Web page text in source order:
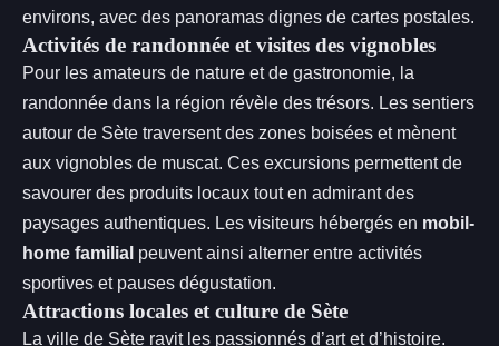
environs, avec des panoramas dignes de cartes postales.
Activités de randonnée et visites des vignobles
Pour les amateurs de nature et de gastronomie, la
randonnée dans la région révèle des trésors. Les sentiers
autour de Sète traversent des zones boisées et mènent
aux vignobles de muscat. Ces excursions permettent de
savourer des produits locaux tout en admirant des
paysages authentiques. Les visiteurs hébergés en mobil-
home familial peuvent ainsi alterner entre activités
sportives et pauses dégustation.
Attractions locales et culture de Sète
La ville de Sète ravit les passionnés d’art et d’histoire.